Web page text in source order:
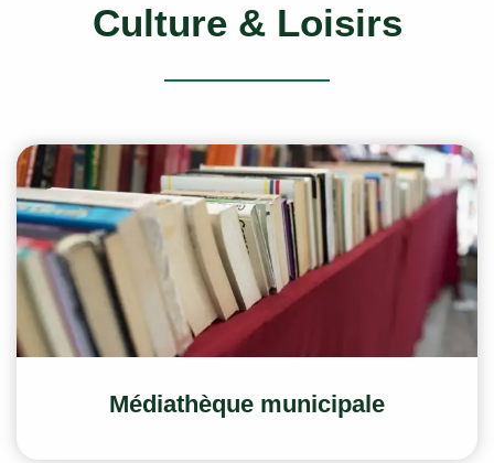
Culture & Loisirs
Médiathèque municipale